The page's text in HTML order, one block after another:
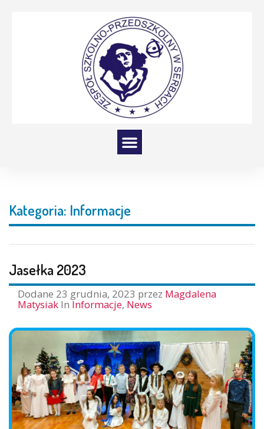
Kategoria: Informacje
Jasełka 2023
Dodane 23 grudnia, 2023 przez Magdalena
Matysiak InInformacje, News